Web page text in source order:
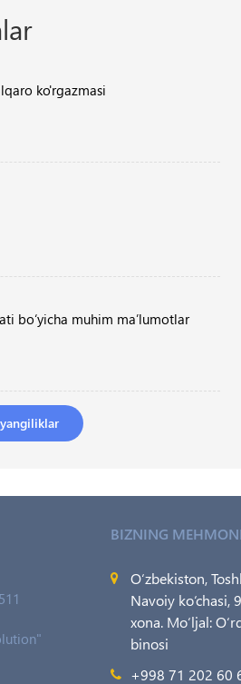
ko'rgazmasi
bo‘yicha muhim ma’lumotlar
BIZNING
O‘zbekiston,
Navoiy ko‘chasi,
xona. Mo‘ljal:
binosi
+998 71 202 60